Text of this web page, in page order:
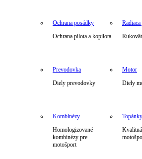
Ochrana posádky
Ochrana pilota a kopilota
Radiaca
Prevodovka
Diely prevodovky
Motor
Diely
Kombinézy
Homologizované
kombinézy pre
motošport
Topánky